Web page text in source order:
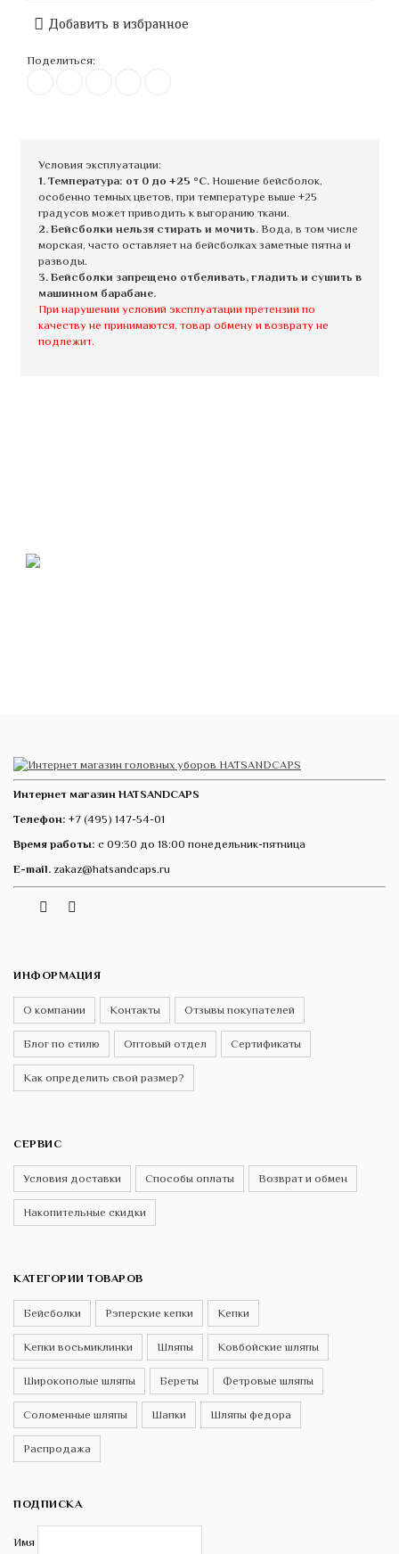
Добавить в избранное
Поделиться:
Условия эксплуатации:
1. Температура: от 0 до +25 °C.Ношение бейсболок,
особенно темных цветов, при температуре выше +25
градусов может приводить к выгоранию ткани.
2. Бейсболки нельзя стирать и мочить.Вода, в том числе
морская, часто оставляет на бейсболках заметные пятна и
разводы.
3. Бейсболки запрещено отбеливать, гладить и сушить в
машинном барабане.
При нарушении условий эксплуатации претензии по
качеству не принимаются, товар обмену и возврату не
подлежит.
Интернет магазин HATSANDCAPS
Телефон: +7 (495) 147-54-01
Время работы: с 09:30 до 18:00 понедельник-пятница
E-mail. zakaz@hatsandcaps.ru
Telegram
ИНФОРМАЦИЯ
О компании Контакты Отзывы покупателей
Блог по стилю Оптовый отдел Сертификаты
Как определить свой размер?
СЕРВИС
Условия доставки Способы оплаты Возврат и обмен
Накопительные скидки
КАТЕГОРИИ ТОВАРОВ
Бейсболки Рэперские кепки Кепки
Кепки восьмиклинки Шляпы Ковбойские шляпы
Широкополые шляпы Береты Фетровые шляпы
Соломенные шляпы Шапки Шляпы федора
Распродажа
ПОДПИСКА
Имя